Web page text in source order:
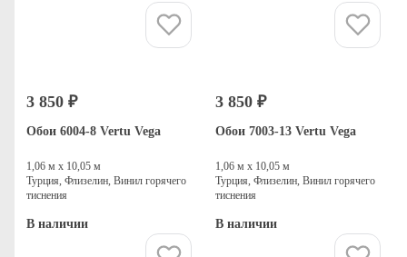
3 850 ₽
Обои 6004-8 Vertu Vega
1,06 м х 10,05 м
Турция, Флизелин, Винил горячего
тиснения
В наличии
3 850 ₽
Обои 7003-13 Vertu Vega
1,06 м х 10,05 м
Турция, Флизелин, Винил горячего
тиснения
В наличии